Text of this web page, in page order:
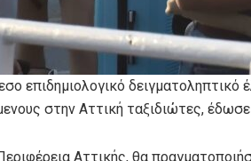
επιδημιολογικό
στην Αττική ταξιδιώτες,
Αττικής, θα